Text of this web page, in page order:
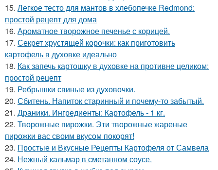
15. Легкое тесто для мантов в хлебопечке Redmond:
простой рецепт для дома
16. Ароматное творожное печенье с корицей.
17. Секрет хрустящей корочки: как приготовить
картофель в духовке идеально
18. Как запечь картошку в духовке на противне целиком:
простой рецепт
19. Ребрышки свиные из духовочки.
20. Сбитень. Напиток старинный и почему-то забытый.
21. Драники. Ингредиенты: Картофель - 1 кг.
22. Творожные пирожки. Эти творожные жареные
пирожки вас своим вкусом покорят!
23. Простые и Вкусные Рецепты Картофеля от Самвела
24. Нежный кальмар в сметанном соусе.